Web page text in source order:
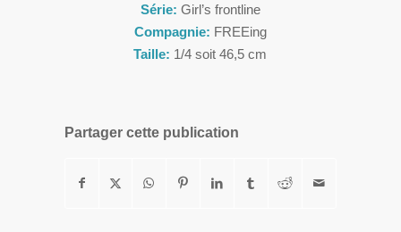
Série: Girl’s frontline
Compagnie: FREEing
Taille: 1/4 soit 46,5 cm
Partager cette publication